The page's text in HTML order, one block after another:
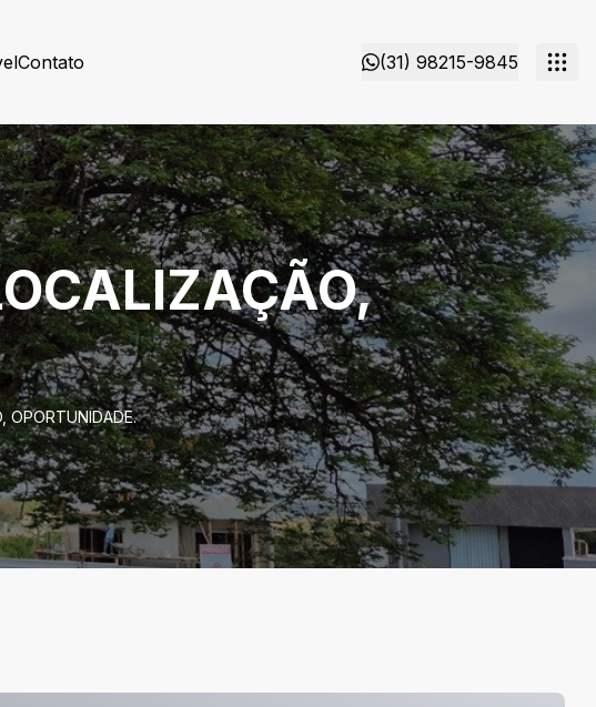
Contato (31) 98215-9845
OPORTUNIDADE.